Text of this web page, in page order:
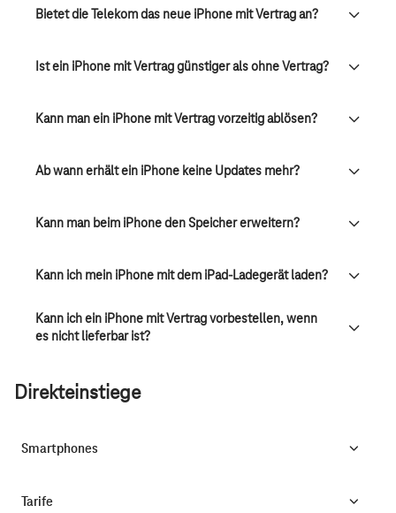
Bietet die Telekom das neue iPhone mit Vertrag an?
Ist ein iPhone mit Vertrag günstiger als ohne Vertrag?
Kann man ein iPhone mit Vertrag vorzeitig ablösen?
Ab wann erhält ein iPhone keine Updates mehr?
Kann man beim iPhone den Speicher erweitern?
Kann ich mein iPhone mit dem iPad-Ladegerät laden?
Kann ich ein iPhone mit Vertrag vorbestellen, wenn
es nicht lieferbar ist?
Direkteinstiege
Smartphones
Tarife